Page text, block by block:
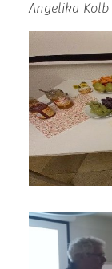
Angelika Kolb